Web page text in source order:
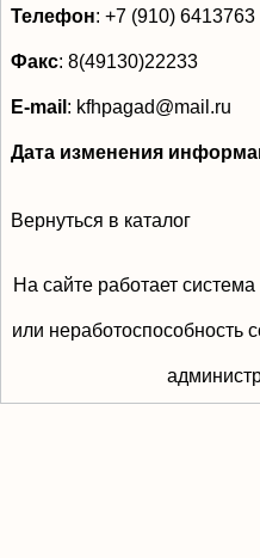
Телефон: +7 (910) 6413763
Факс: 8(49130)22233
E-mail: kfhpagad@mail.ru
Дата изменения
Вернуться в каталог
На сайте работает
или неработоспособность